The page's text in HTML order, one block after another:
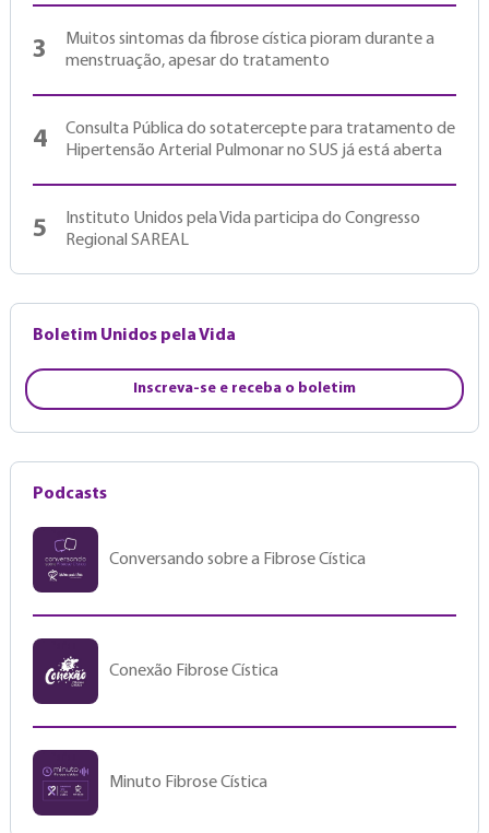
3
Muitos sintomas da fibrose cística pioram durante a
menstruação, apesar do tratamento
4
Consulta Pública do sotatercepte para tratamento de
Hipertensão Arterial Pulmonar no SUS já está aberta
5
Instituto Unidos pela Vida participa do Congresso
Regional SAREAL
Boletim Unidos pela Vida
Inscreva-se e receba o boletim
Podcasts
Conversando sobre a Fibrose Cística
Conexão Fibrose Cística
Minuto Fibrose Cística